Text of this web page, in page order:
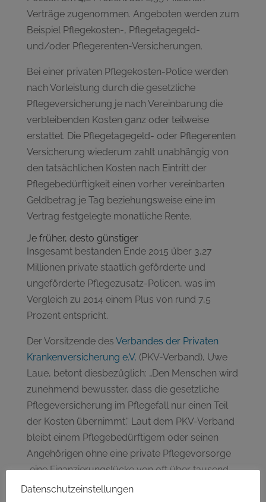
Verträge zugenommen. Angeboten werden zum
Beispiel Pflegekosten-, Pflegetagegeld-
und/oder Pflegerenten-Versicherungen.
Bei einer privaten Pflegekosten-Police werden
nach Vorleistung durch die gesetzliche
Pflegeversicherung je nach Vereinbarung die
verbleibenden Kosten ganz oder teilweise
erstattet. Die Pflegetagegeld- oder Pflegerenten
Versicherung wiederum zahlt unabhängig von
den tatsächlichen Kosten nach Eintritt der
Pflegebedürftigkeit einen vorher vereinbarten
Geldbetrag je Tag beziehungsweise eine im
Vertrag festgelegte monatliche Rente.
Je früher, desto günstiger
Insgesamt bestanden Ende 2015 über 3,27
Millionen private staatlich geförderte und
ungeförderte Pflegezusatz-Policen, was im
Vergleich zu 2014 einem Plus von rund 7,5
Prozent entspricht.
Der Vorsitzende des Verbandes der Privaten
Krankenversicherung e.V. (PKV-Verband), Uwe
Laue, betont diesbezüglich: „Den Menschen wird
zunehmend bewusster, dass die gesetzliche
Pflegeversicherung im Pflegefall nur einen Teil
der Kosten übernimmt.“ Laut dem PKV-Verband
bleibt einem Pflegebedürftigem oder seinen
Angehörigen ohne eine private Pflegevorsorge
„eine Finanzierungslücke von oft über tausend
Euro im Monat“.
Datenschutzeinstellungen